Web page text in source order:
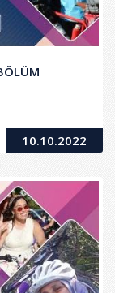
10.10.2022